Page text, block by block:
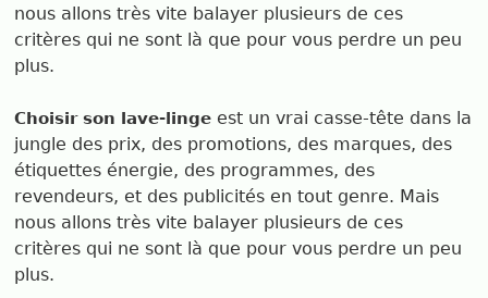
nous allons très vite balayer plusieurs de ces
critères qui ne sont là que pour vous perdre un peu
plus.
Choisir son lave-linge est un vrai casse-tête dans la
jungle des prix, des promotions, des marques, des
étiquettes énergie, des programmes, des
revendeurs, et des publicités en tout genre. Mais
nous allons très vite balayer plusieurs de ces
critères qui ne sont là que pour vous perdre un peu
plus.